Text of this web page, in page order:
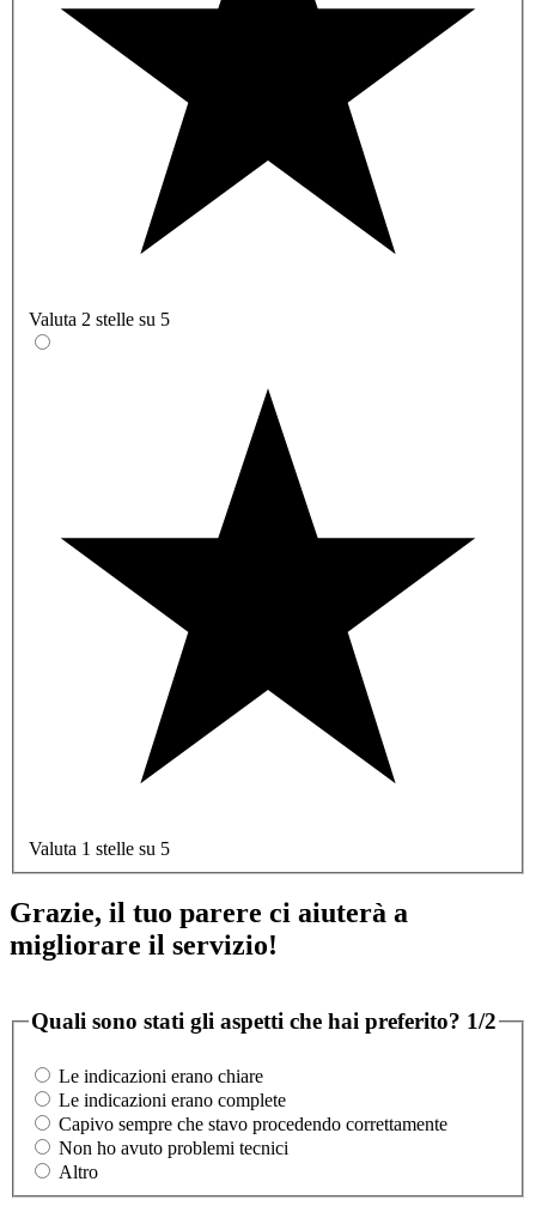
Valuta 2 stelle su 5
Valuta 1 stelle su 5
Grazie, il tuo parere ci aiuterà a
migliorare il servizio!
Quali sono stati gli aspetti che hai preferito? 1/2
Le indicazioni erano chiare
Le indicazioni erano complete
Capivo sempre che stavo procedendo correttamente
Non ho avuto problemi tecnici
Altro